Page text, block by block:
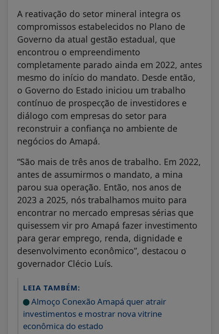
A reativação do setor mineral integra os
compromissos estabelecidos no Plano de
Governo da atual gestão estadual, que
encontrou o empreendimento
completamente parado ainda em 2022, antes
mesmo do início do mandato. Desde então,
o Governo do Estado iniciou um trabalho
contínuo de prospecção de investidores e
diálogo com empresas do setor para
reconstruir a confiança no ambiente de
negócios do Amapá.
“São mais de três anos de trabalho. Em 2022,
antes de assumirmos o mandato, a mina
parou sua operação. Então, nos anos de
2023 a 2025, nós trabalhamos muito para
encontrar no mercado empresas sérias que
quisessem vir pro Amapá fazer investimento
para gerar emprego, renda, dignidade e
desenvolvimento econômico”, destacou o
governador Clécio Luís.
LEIA TAMBÉM:
Almoço Conexão Amapá quer atrair
investimentos e mostrar nova vitrine
econômica do estado